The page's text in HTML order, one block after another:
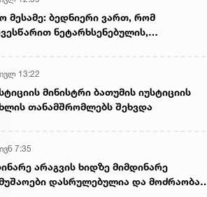
მესამე: ბედნიერი ვართ, რომ
ნეტარხსენებულის,
13:22
მინისტრი ბათუმის იუსტიციის
თანამშრომლებს შეხვდა
7:35
არაგვის ხიდზე მიმდინარე
დასრულებულია და მოძრაობა